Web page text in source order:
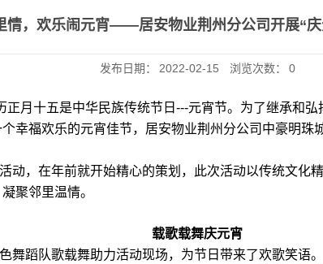
情，欢乐闹元宵——居安物业荆州分公司开展“
发布日期： 2022-02-15 浏览次数： 0
正月十五是中华民族传统节日---元宵节。为了继承和
幸福欢乐的元宵佳节，居安物业荆州分公司中豪明
动，在年前就开始精心的策划，此次活动以传统文化
聚邻里温情。
载歌载舞庆元宵
舞蹈队歌载舞助力活动现场，为节日带来了欢歌笑语。